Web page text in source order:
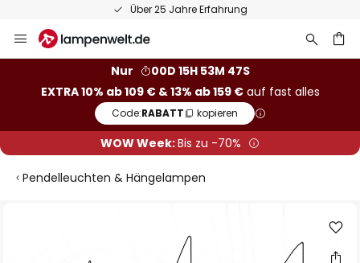
Über 25 Jahre Erfahrung
Inhalt
Nur
00D 15H 53M 46S
EXTRA 10% ab 109 € & 13% ab 159 €auf fast alles
Code:RABATT kopieren
WOW Week:Bis zu -70%
Pendelleuchten & Hängelampen